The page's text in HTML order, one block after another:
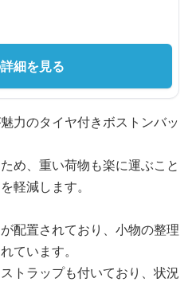
細を見る
力のタイヤ付きボストンバッ
め、重い荷物も楽に運ぶこと
軽減します。
配置されており、小物の整理
ています。
トラップも付いており、状況